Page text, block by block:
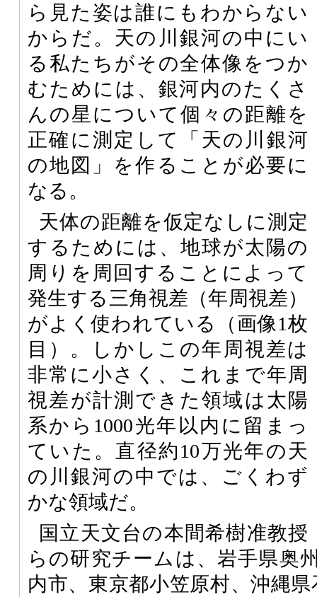
ら見た姿は誰にもわからない
からだ。天の川銀河の中にい
る私たちがその全体像をつか
むためには、銀河内のたくさ
んの星について個々の距離を
正確に測定して「天の川銀河
の地図」を作ることが必要に
なる。
天体の距離を仮定なしに測定
するためには、地球が太陽の
周りを周回することによって
発生する三角視差（年周視差）
がよく使われている（画像1枚
目）。しかしこの年周視差は
非常に小さく、これまで年周
視差が計測できた領域は太陽
系から1000光年以内に留まっ
ていた。直径約10万光年の天
の川銀河の中では、ごくわず
かな領域だ。
国立天文台の本間希樹准教授
らの研究チームは、岩手県奥
内市、東京都小笠原村、沖縄